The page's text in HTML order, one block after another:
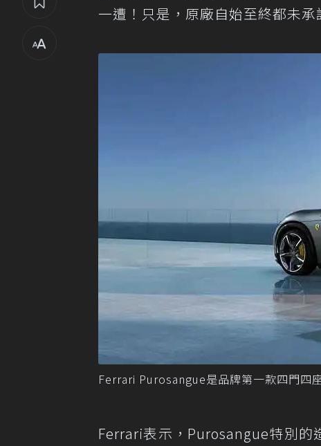
一遭！只是，原廠自始至終都未
Ferrari Purosangue是品牌第一款四門四
Ferrari表示，Purosangue特別的